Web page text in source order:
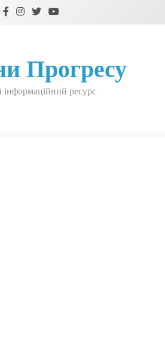
Прогресу
інформаційний ресурс